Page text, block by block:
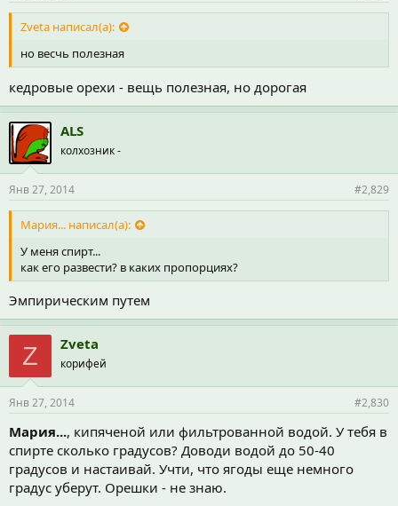
Zveta написал(а):
но весчь полезная
кедровые орехи - вещь полезная, но дорогая
ALS
колхозник -
Янв 27, 2014 #2,829
Мария... написал(а):
У меня спирт...
как его развести? в каких пропорциях?
Эмпирическим путем
Z Zveta
корифей
Янв 27, 2014 #2,830
Мария..., кипяченой или фильтрованной водой. У тебя в
спирте сколько градусов? Доводи водой до 50-40
градусов и настаивай. Учти, что ягоды еще немного
градус уберут. Орешки - не знаю.